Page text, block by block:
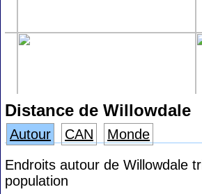
Distance de Willowdale
Autour CAN
Monde
Endroits autour de Willowdale
population